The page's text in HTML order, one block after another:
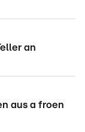
an
aus a froen